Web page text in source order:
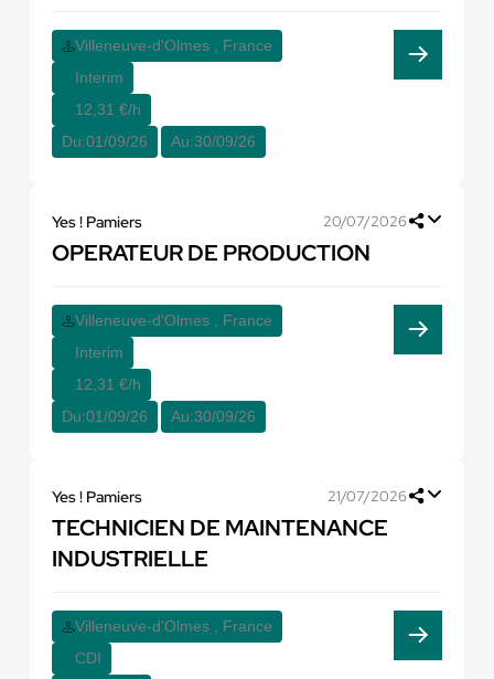
Villeneuve-d'Olmes , France
Interim
12,31 €/h
Du:01/09/26 Au:30/09/26
Yes ! Pamiers 20/07/2026
OPERATEUR DE PRODUCTION
Villeneuve-d'Olmes , France
Interim
12,31 €/h
Du:01/09/26 Au:30/09/26
Yes ! Pamiers 21/07/2026
TECHNICIEN DE MAINTENANCE
INDUSTRIELLE
Villeneuve-d'Olmes , France
CDI